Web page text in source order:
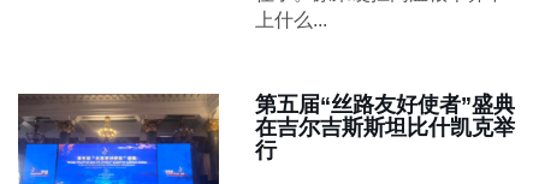
上什么...
第五届“丝路友好使者”盛典
在吉尔吉斯斯坦比什凯克举
行